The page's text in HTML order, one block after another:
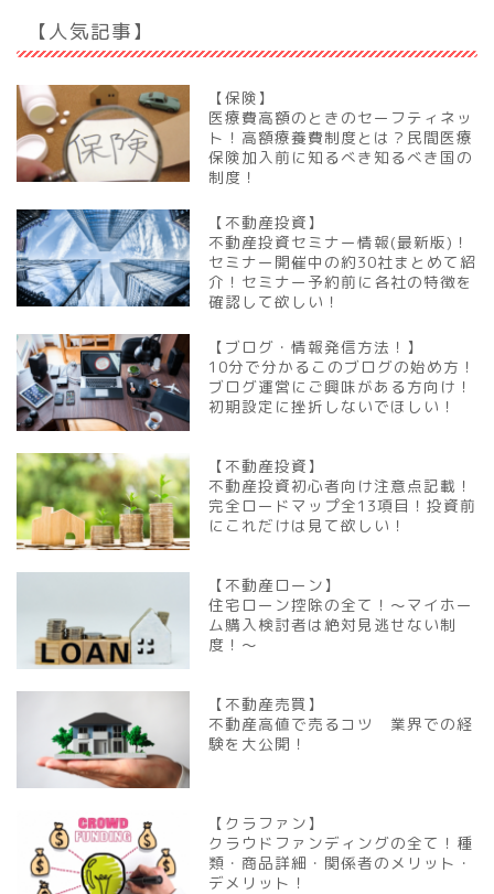
【人気記事】
【保険】
医療費高額のときのセーフティネッ
ト！高額療養費制度とは？民間医療
保険加入前に知るべき知るべき国の
制度！
【不動産投資】
不動産投資セミナー情報(最新版)！
セミナー開催中の約30社まとめて紹
介！セミナー予約前に各社の特徴を
確認して欲しい！
【ブログ・情報発信方法！】
10分で分かるこのブログの始め方！
ブログ運営にご興味がある方向け！
初期設定に挫折しないでほしい！
【不動産投資】
不動産投資初心者向け注意点記載！
完全ロードマップ全13項目！投資前
にこれだけは見て欲しい！
【不動産ローン】
住宅ローン控除の全て！～マイホー
ム購入検討者は絶対見逃せない制
度！～
【不動産売買】
不動産高値で売るコツ 業界での経
験を大公開！
【クラファン】
クラウドファンディングの全て！種
類・商品詳細・関係者のメリット・
デメリット！